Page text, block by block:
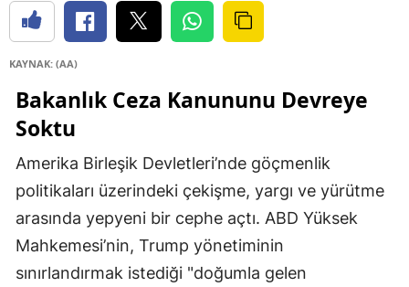
KAYNAK: (AA)
Bakanlık Ceza Kanununu Devreye
Soktu
Amerika Birleşik Devletleri’nde göçmenlik
politikaları üzerindeki çekişme, yargı ve yürütme
arasında yepyeni bir cephe açtı. ABD Yüksek
Mahkemesi’nin, Trump yönetiminin
sınırlandırmak istediği "doğumla gelen